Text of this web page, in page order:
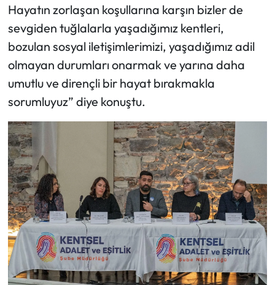
Hayatın zorlaşan koşullarına karşın bizler de
sevgiden tuğlalarla yaşadığımız kentleri,
bozulan sosyal iletişimlerimizi, yaşadığımız adil
olmayan durumları onarmak ve yarına daha
umutlu ve dirençli bir hayat bırakmakla
sorumluyuz” diye konuştu.